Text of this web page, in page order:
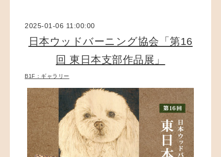
2025-01-06 11:00:00
日本ウッドバーニング協会「第16
回 東日本支部作品展」
B1F：ギャラリー